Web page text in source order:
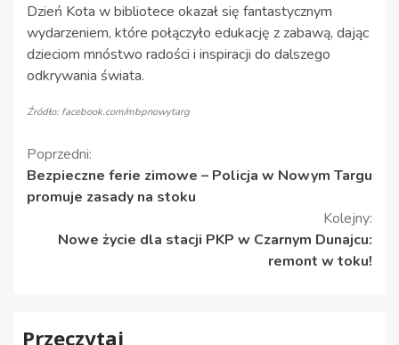
Dzień Kota w bibliotece okazał się fantastycznym
wydarzeniem, które połączyło edukację z zabawą, dając
dzieciom mnóstwo radości i inspiracji do dalszego
odkrywania świata.
Źródło: facebook.com/mbpnowytarg
Kontynuuj
czytanie
Poprzedni:
Bezpieczne ferie zimowe – Policja w Nowym Targu
promuje zasady na stoku
Kolejny:
Nowe życie dla stacji PKP w Czarnym Dunajcu:
remont w toku!
Przeczytaj